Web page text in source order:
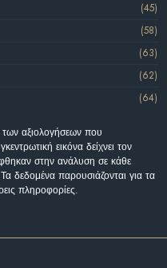
(45)
(58)
(63)
(62)
(64)
αξιολογήσεων που
εικόνα δείχνει τον
στην ανάλυση σε κάθε
δεδομένα παρουσιάζονται για τα
πληροφορίες.